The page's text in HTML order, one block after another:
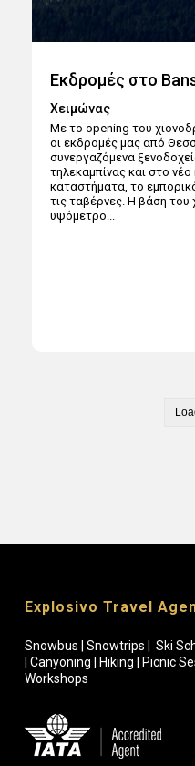
Εκδρομές στο
Χειμώνας
Με το opening του
οι εκδρομές μας από
συνεργαζόμενα
τηλεκαμπίνας και στο
καταστήματα, το
τις ταβέρνες. Η βάση του
υψόμετρο...
Explosivo Travel
Snowbus | Snowtrips | Ski
| Canyoning | Hiking | Picnic
Workshops